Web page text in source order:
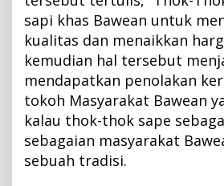
sapi khas Bawean untuk
kualitas dan menaikkan
kemudian hal tersebut
mendapatkan penolakan
tokoh Masyarakat Bawean
kalau thok-thok sape
sebagaian masyarakat
sebuah tradisi.